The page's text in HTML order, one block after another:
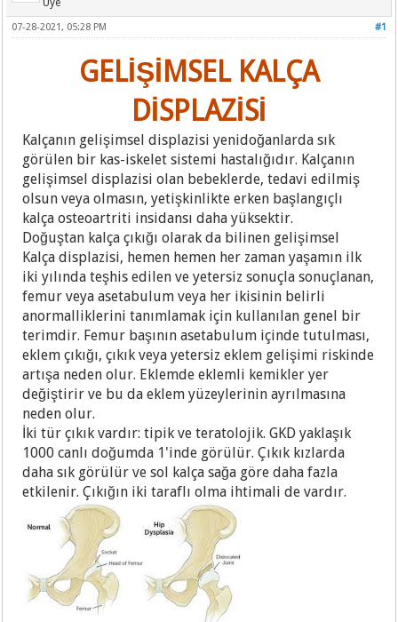
Üye
#1
07-28-2021, 05:28 PM
GELİŞİMSEL KALÇA
DİSPLAZİSİ
Kalçanın gelişimsel displazisi yenidoğanlarda sık
görülen bir kas-iskelet sistemi hastalığıdır. Kalçanın
gelişimsel displazisi olan bebeklerde, tedavi edilmiş
olsun veya olmasın, yetişkinlikte erken başlangıçlı
kalça osteoartriti insidansı daha yüksektir.
Doğuştan kalça çıkığı olarak da bilinen gelişimsel
Kalça displazisi, hemen hemen her zaman yaşamın ilk
iki yılında teşhis edilen ve yetersiz sonuçla sonuçlanan,
femur veya asetabulum veya her ikisinin belirli
anormalliklerini tanımlamak için kullanılan genel bir
terimdir. Femur başının asetabulum içinde tutulması,
eklem çıkığı, çıkık veya yetersiz eklem gelişimi riskinde
artışa neden olur. Eklemde eklemli kemikler yer
değiştirir ve bu da eklem yüzeylerinin ayrılmasına
neden olur.
İki tür çıkık vardır: tipik ve teratolojik. GKD yaklaşık
1000 canlı doğumda 1'inde görülür. Çıkık kızlarda
daha sık görülür ve sol kalça sağa göre daha fazla
etkilenir. Çıkığın iki taraflı olma ihtimali de vardır.